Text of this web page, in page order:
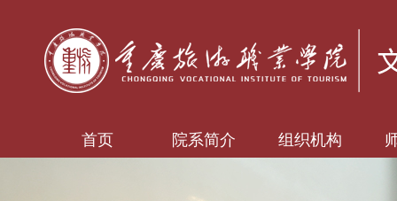
首页 院系简介 组织机构